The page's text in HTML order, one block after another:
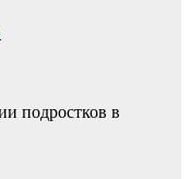
подростков в